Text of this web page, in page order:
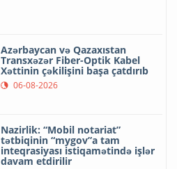
Azərbaycan və Qazaxıstan
Transxəzər Fiber-Optik Kabel
Xəttinin çəkilişini başa çatdırıb
06-08-2026
Nazirlik: “Mobil notariat”
tətbiqinin “mygov”a tam
inteqrasiyası istiqamətində işlər
davam etdirilir